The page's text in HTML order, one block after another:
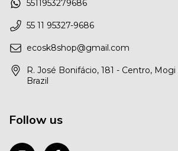
5511953279686
55 11 95327-9686
ecosk8shop@gmail.com
R. José Bonifácio, 181 - Centro, Mogi
Brazil
Follow us